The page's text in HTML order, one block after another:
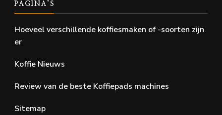
PAGINA’S
Hoeveel verschillende koffiesmaken of -soorten zijn
er
Koffie Nieuws
Review van de beste Koffiepads machines
Sitemap